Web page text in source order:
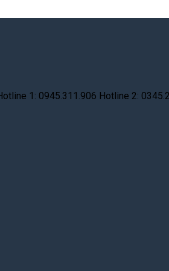
1: 0945.311.906 Hotline 2: